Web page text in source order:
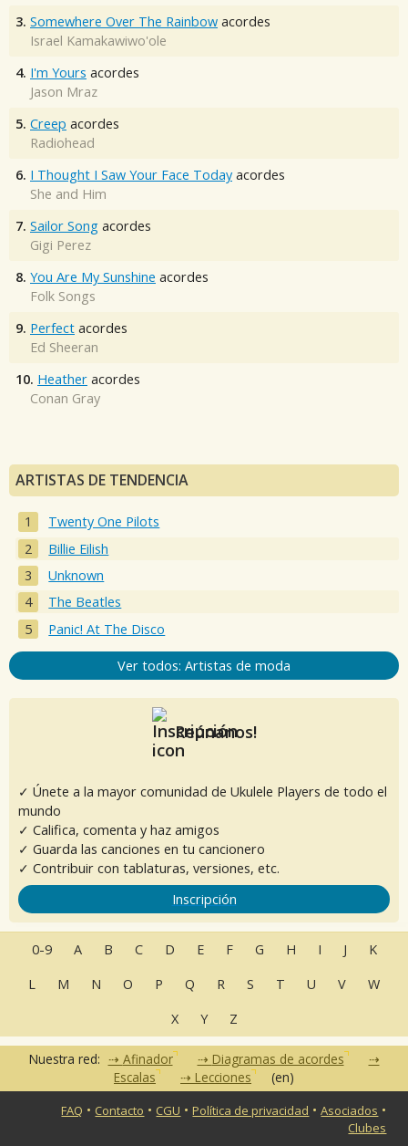
3. Somewhere Over The Rainbow acordes
Israel Kamakawiwo'ole
4. I'm Yours acordes
Jason Mraz
5. Creep acordes
Radiohead
6. I Thought I Saw Your Face Today acordes
She and Him
7. Sailor Song acordes
Gigi Perez
8. You Are My Sunshine acordes
Folk Songs
9. Perfect acordes
Ed Sheeran
10. Heather acordes
Conan Gray
ARTISTAS DE TENDENCIA
Twenty One Pilots
Billie Eilish
Unknown
The Beatles
Panic! At The Disco
Ver todos: Artistas de moda
Reúnanos!
✓ Únete a la mayor comunidad de Ukulele Players de todo el
mundo
✓ Califica, comenta y haz amigos
✓ Guarda las canciones en tu cancionero
✓ Contribuir con tablaturas, versiones, etc.
Inscripción
0-9 A B C D E F G H I J
K
L
M N O P Q R S T U V
W
X
Y Z
Nuestra red: Afinador
Diagramas de acordes
Escalas
Lecciones (en)
FAQ • Contacto • CGU •Política de privacidad •Asociados •
Clubes